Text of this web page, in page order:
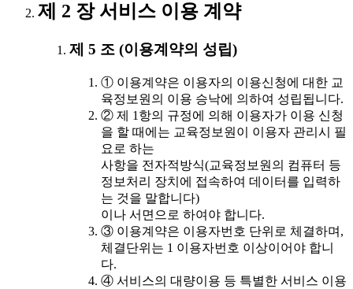
제 2 장 서비스 이용 계약
제 5 조 (이용계약의 성립)
① 이용계약은 이용자의 이용신청에 대한 교
육정보원의 이용 승낙에 의하여 성립됩니다.
② 제 1항의 규정에 의해 이용자가 이용 신청
을 할 때에는 교육정보원이 이용자 관리시 필
요로 하는
사항을 전자적방식(교육정보원의 컴퓨터 등
정보처리 장치에 접속하여 데이터를 입력하
는 것을 말합니다)
이나 서면으로 하여야 합니다.
③ 이용계약은 이용자번호 단위로 체결하며,
체결단위는 1 이용자번호 이상이어야 합니
다.
④ 서비스의 대량이용 등 특별한 서비스 이용